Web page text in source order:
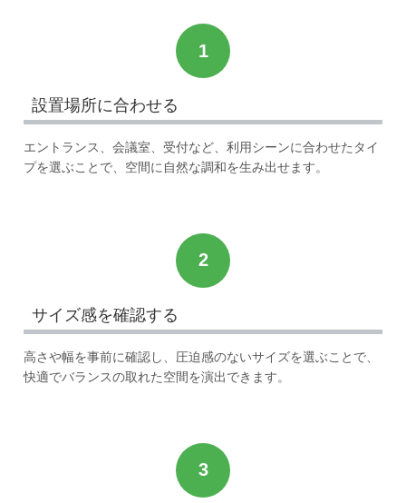
1
設置場所に合わせる
エントランス、会議室、受付など、利用シーンに合わせたタイ
プを選ぶことで、空間に自然な調和を生み出せます。
2
サイズ感を確認する
高さや幅を事前に確認し、圧迫感のないサイズを選ぶことで、
快適でバランスの取れた空間を演出できます。
3